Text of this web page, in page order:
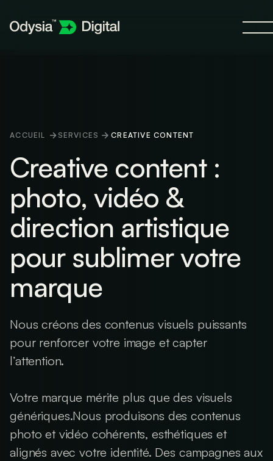
ACCUEIL SERVICES CREATIVE CONTENT
Creative content :
photo, vidéo &
direction artistique
pour sublimer votre
marque
Nous créons des contenus visuels puissants
pour renforcer votre image et capter
l’attention.
Votre marque mérite plus que des visuels
génériques.Nous produisons des contenus
photo et vidéo cohérents, esthétiques et
alignés avec votre identité. Des campagnes aux